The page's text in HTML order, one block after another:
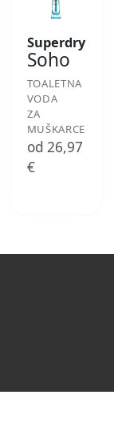
Superdry
Soho
TOALETNA
VODA
ZA
MUŠKARCE
od 26,97
€